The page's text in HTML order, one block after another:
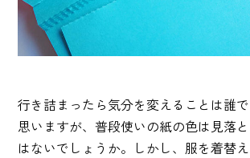
行き詰まったら気分を変えることは誰
思いますが、普段使いの紙の色は見落
はないでしょうか。しかし、服を着替